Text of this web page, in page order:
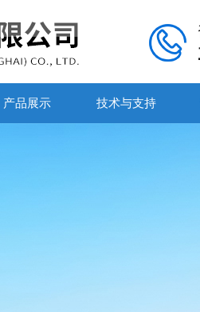
产品展示 技术与支持